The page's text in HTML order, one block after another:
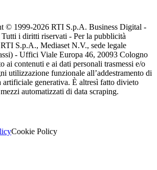
© 1999-2026 RTI S.p.A. Business Digital -
i diritti riservati - Per la pubblicità
S.p.A., Mediaset N.V., sede legale
- Uffici Viale Europa 46, 20093 Cologno
ai contenuti e ai dati personali trasmessi e/o
utilizzazione funzionale all’addestramento di
artificiale generativa. È altresì fatto divieto
automatizzati di data scraping.
Cookie Policy